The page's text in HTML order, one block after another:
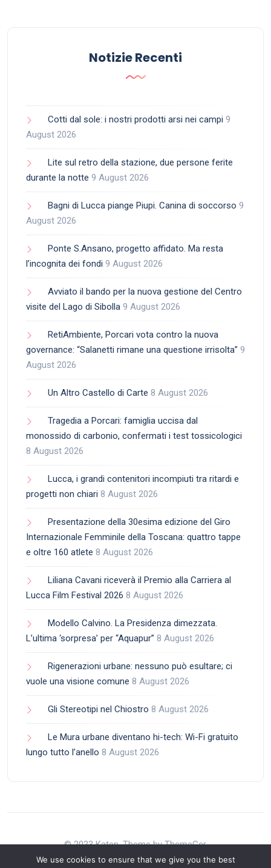
Notizie Recenti
Cotti dal sole: i nostri prodotti arsi nei campi 9
August 2026
Lite sul retro della stazione, due persone ferite
durante la notte 9 August 2026
Bagni di Lucca piange Piupi. Canina di soccorso 9
August 2026
Ponte S.Ansano, progetto affidato. Ma resta
l’incognita dei fondi 9 August 2026
Avviato il bando per la nuova gestione del Centro
visite del Lago di Sibolla 9 August 2026
RetiAmbiente, Porcari vota contro la nuova
governance: “Salanetti rimane una questione irrisolta” 9
August 2026
Un Altro Castello di Carte 8 August 2026
Tragedia a Porcari: famiglia uccisa dal
monossido di carbonio, confermati i test tossicologici
8 August 2026
Lucca, i grandi contenitori incompiuti tra ritardi e
progetti non chiari 8 August 2026
Presentazione della 30esima edizione del Giro
Internazionale Femminile della Toscana: quattro tappe
e oltre 160 atlete 8 August 2026
Liliana Cavani riceverà il Premio alla Carriera al
Lucca Film Festival 2026 8 August 2026
Modello Calvino. La Presidenza dimezzata.
L’ultima ‘sorpresa’ per “Aquapur” 8 August 2026
Rigenerazioni urbane: nessuno può esultare; ci
vuole una visione comune 8 August 2026
Gli Stereotipi nel Chiostro 8 August 2026
Le Mura urbane diventano hi-tech: Wi-Fi gratuito
lungo tutto l’anello 8 August 2026
© 2023 Katen. Theme by ThemeGer.
We use cookies to ensure that we give you the best